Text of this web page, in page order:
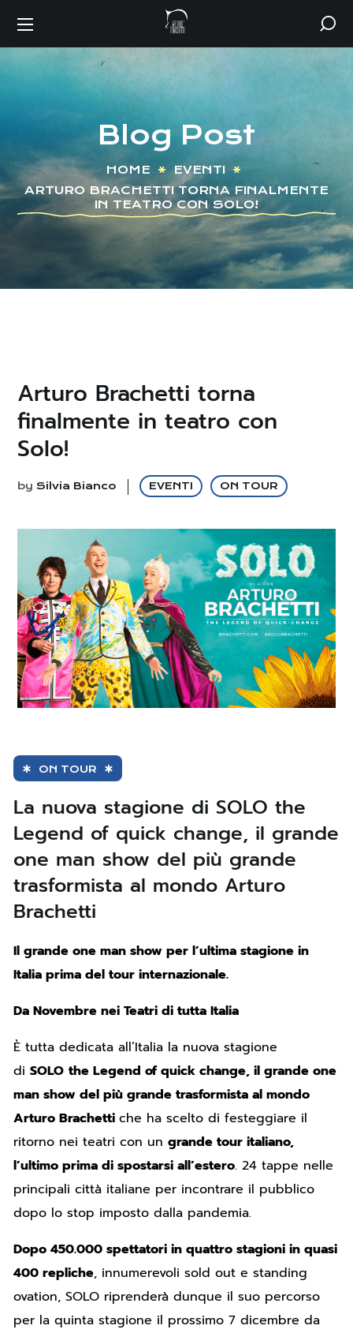
Blog Post
HOME
EVENTI
ARTURO BRACHETTI TORNA FINALMENTE
IN TEATRO CON SOLO!
Arturo Brachetti torna
finalmente in teatro con
Solo!
bySilvia Bianco EVENTI ON TOUR
ON TOUR
La nuova stagione di SOLO the
Legend of quick change, il grande
one man show del più grande
trasformista al mondo Arturo
Brachetti
Il grande one man show per l’ultima stagione in
Italia prima del tour internazionale.
Da Novembre nei Teatri di tutta Italia
È tutta dedicata all’Italia la nuova stagione
diSOLO the Legend of quick change, il grande one
man show del più grande trasformista al mondo
Arturo Brachettiche ha scelto di festeggiare il
ritorno nei teatri con ungrande tour italiano,
l’ultimo prima di spostarsi all’estero. 24 tappe nelle
principali città italiane per incontrare il pubblico
dopo lo stop imposto dalla pandemia.
Dopo 450.000 spettatori in quattro stagioni in quasi
400 repliche, innumerevoli sold out e standing
ovation, SOLO riprenderà dunque il suo percorso
per la quinta stagione il prossimo 7 dicembre da